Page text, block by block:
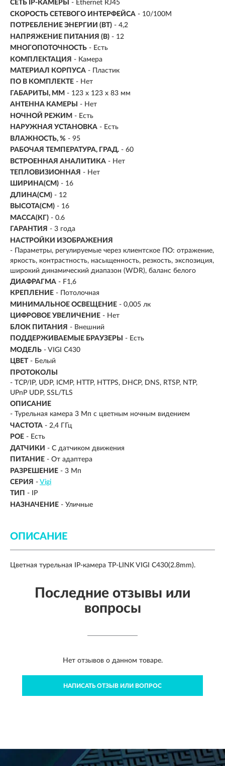
СЕТЬ IP-КАМЕРЫ
- Ethernet RJ45
СКОРОСТЬ СЕТЕВОГО ИНТЕРФЕЙСА - 10/100M
ПОТРЕБЛЕНИЕ ЭНЕРГИИ (ВТ) - 4,2
НАПРЯЖЕНИЕ ПИТАНИЯ (В) - 12
МНОГОПОТОЧНОСТЬ - Есть
КОМПЛЕКТАЦИЯ - Камера
МАТЕРИАЛ КОРПУСА - Пластик
ПО В КОМПЛЕКТЕ - Нет
ГАБАРИТЫ, ММ - 123 х 123 х 83 мм
АНТЕННА КАМЕРЫ
- Нет
НОЧНОЙ РЕЖИМ - Есть
НАРУЖНАЯ УСТАНОВКА - Есть
ВЛАЖНОСТЬ, % - 95
РАБОЧАЯ ТЕМПЕРАТУРА, ГРАД. - 60
ВСТРОЕННАЯ АНАЛИТИКА - Нет
ТЕПЛОВИЗИОННАЯ - Нет
ШИРИНА(СМ) - 16
ДЛИНА(СМ) - 12
ВЫСОТА(СМ) - 16
МАССА(КГ) - 0.6
ГАРАНТИЯ - 3 года
НАСТРОЙКИ ИЗОБРАЖЕНИЯ
- Параметры, регулируемые через клиентское ПО: отражение,
яркость, контрастность, насыщенность, резкость, экспозиция,
широкий динамический диапазон (WDR), баланс белого
ДИАФРАГМА - F1,6
КРЕПЛЕНИЕ - Потолочная
МИНИМАЛЬНОЕ ОСВЕЩЕНИЕ - 0,005 лк
ЦИФРОВОЕ УВЕЛИЧЕНИЕ - Нет
БЛОК ПИТАНИЯ - Внешний
ПОДДЕРЖИВАЕМЫЕ БРАУЗЕРЫ
- Есть
МОДЕЛЬ - VIGI C430
ЦВЕТ - Белый
ПРОТОКОЛЫ
- TCP/IP, UDP, ICMP, HTTP, HTTPS, DHCP, DNS, RTSP, NTP,
UPnP UDP, SSL/TLS
ОПИСАНИЕ
- Турельная камера 3 Мп с цветным ночным видением
ЧАСТОТА - 2,4 ГГц
POE - Есть
ДАТЧИКИ - С датчиком движения
ПИТАНИЕ - От адаптера
РАЗРЕШЕНИЕ - 3 Мп
СЕРИЯ - Vigi
ТИП -
IP
НАЗНАЧЕНИЕ - Уличные
ОПИСАНИЕ
Цветная турельная IP-камера TP-LINK VIGI C430(2.8mm).
Последние отзывы или
вопросы
Нет отзывов о данном товаре.
НАПИСАТЬ ОТЗЫВ ИЛИ ВОПРОС